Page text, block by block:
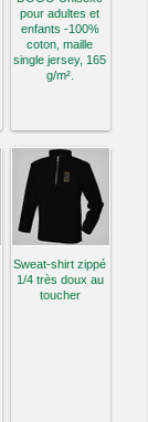
pour adultes et
enfants -100%
coton, maille
single jersey, 165
g/m².
Sweat-shirt zippé
1/4 très doux au
toucher